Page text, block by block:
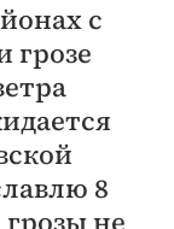
с
грозе
8
не